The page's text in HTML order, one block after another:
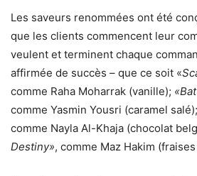
Les saveurs renommées ont été
que les clients commencent leur
veulent et terminent chaque
affirmée de succès – que ce soit «
comme Raha Moharrak (vanille);
comme Yasmin Yousri (caramel salé);
comme Nayla Al-Khaja (chocolat
Destiny», comme Maz Hakim